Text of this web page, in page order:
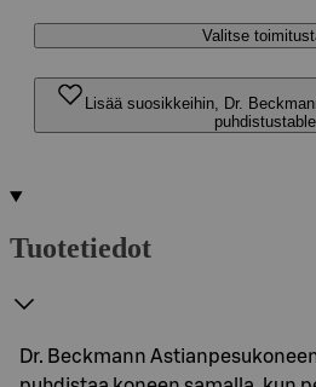
Valitse
Lisää suosikkeihin, Dr.
Tuotetiedot
Dr. Beckmann